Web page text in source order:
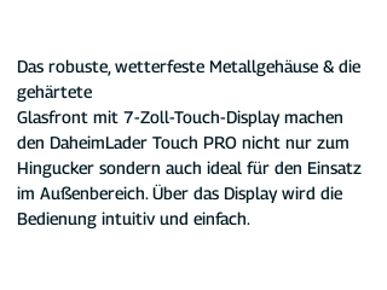
Das robuste, wetterfeste Metallgehäuse & die
gehärtete
Glasfront mit 7-Zoll-Touch-Display machen
den DaheimLader Touch PRO nicht nur zum
Hingucker sondern auch ideal für den Einsatz
im Außenbereich. Über das Display wird die
Bedienung intuitiv und einfach.